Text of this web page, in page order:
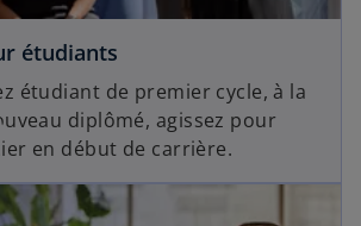
étudiants
étudiant de premier cycle, à la
diplômé, agissez pour
en début de carrière.